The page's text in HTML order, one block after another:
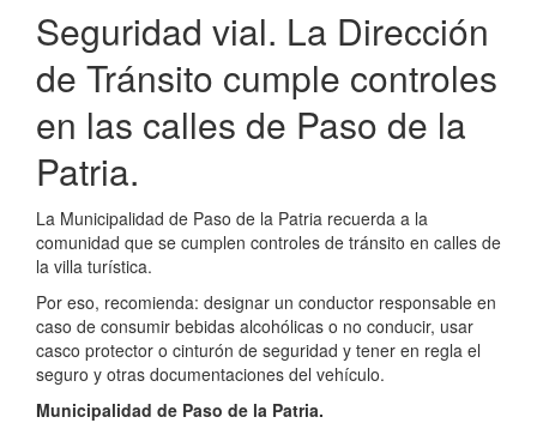
Dorado
Seguridad vial. La Dirección
de Tránsito cumple controles
en las calles de Paso de la
Patria.
La Municipalidad de Paso de la Patria recuerda a la
comunidad que se cumplen controles de tránsito en calles de
la villa turística.
Por eso, recomienda: designar un conductor responsable en
caso de consumir bebidas alcohólicas o no conducir, usar
casco protector o cinturón de seguridad y tener en regla el
seguro y otras documentaciones del vehículo.
Municipalidad de Paso de la Patria.